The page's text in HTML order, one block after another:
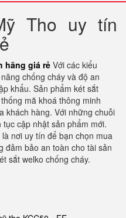
Tho uy tín
hãng giá rẻ Với các kiểu
chống cháy và độ an
khẩu. Sản phẩm két sắt
mã khoá thông minh
khách hàng. Với những chuỗi
cập nhật sản phẩm mới.
nơi uy tín để bạn chọn mua
đảm bảo an toàn cho tài sản
sắt welko chống cháy.